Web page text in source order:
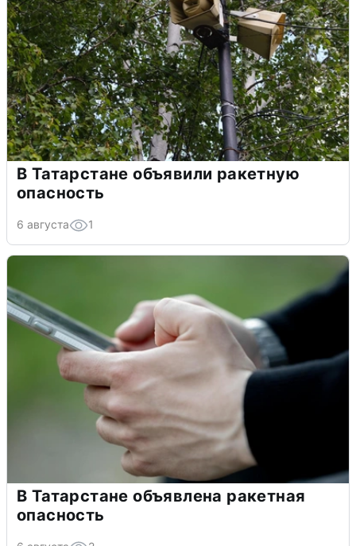
В Татарстане объявили ракетную
опасность
6 августа 1
В Татарстане объявлена ракетная
опасность